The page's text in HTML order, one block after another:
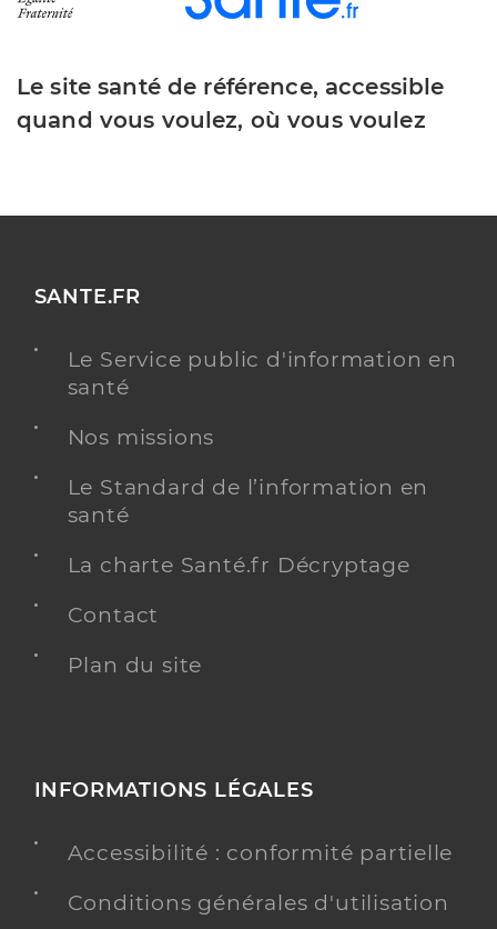
Le site santé de référence, accessible
quand vous voulez, où vous voulez
SANTE.FR
Le Service public d'information en
santé
Nos missions
Le Standard de l’information en
santé
La charte Santé.fr Décryptage
Contact
Plan du site
INFORMATIONS LÉGALES
Accessibilité : conformité partielle
Conditions générales d'utilisation